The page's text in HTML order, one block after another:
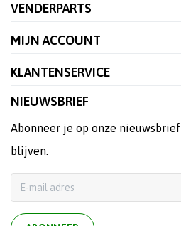
VENDERPARTS
MIJN ACCOUNT
KLANTENSERVICE
NIEUWSBRIEF
Abonneer je op onze
blijven.